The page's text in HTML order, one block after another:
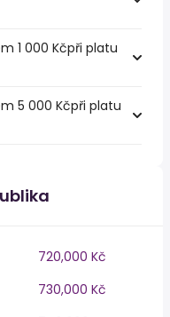
1 000 Kčpři platu
5 000 Kčpři platu
720,000 Kč
730,000 Kč